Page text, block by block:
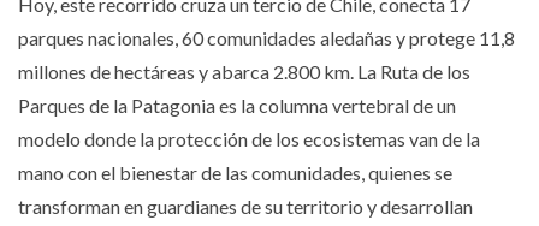
parques nacionales, 60 comunidades aledañas y protege 11,8
millones de hectáreas y abarca 2.800 km. La Ruta de los
Parques de la Patagonia es la columna vertebral de un
modelo donde la protección de los ecosistemas van de la
mano con el bienestar de las comunidades, quienes se
transforman en guardianes de su territorio y desarrollan